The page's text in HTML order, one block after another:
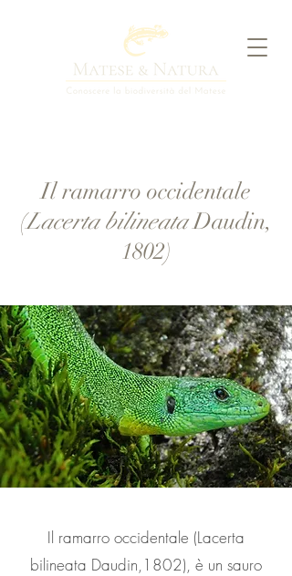
Il ramarro occidentale
(Lacerta bilineataDaudin,
1802)
Il ramarro occidentale (Lacerta
bilineata Daudin,1802), è un sauro